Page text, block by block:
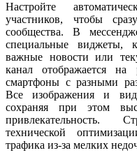
Настройте
участников, чтобы
сообщества. В
специальные виджеты,
важные новости или
канал отображается на
смартфоны с разными
Все изображения и
сохраняя при этом
привлекательность.
технической
трафика из-за мелких